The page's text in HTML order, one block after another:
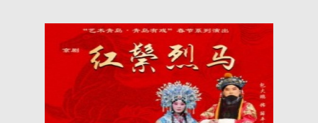
拒之而逃。途遇朱，朱佯赠银、马使之远
去。 适程浦起复，随周监军赴军，途遇穆，
乃携之从军，朱冒名迎娶，程夫人亦以雁冒
名代嫁，及至方知